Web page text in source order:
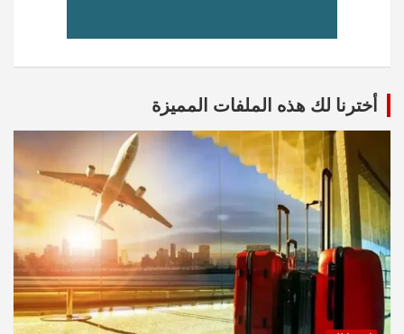
أخترنا لك هذه الملفات المميزة